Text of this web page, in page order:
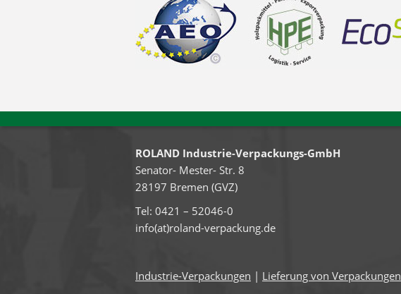
ROLAND Industrie-Verpackungs-GmbH
Senator- Mester- Str. 8
28197 Bremen (GVZ)
Tel: 0421 – 52046-0
info(at)roland-verpackung.de
Industrie-Verpackungen | Lieferung von Verpackungen